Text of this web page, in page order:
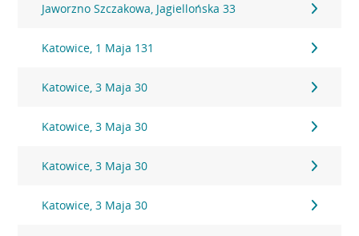
Jaworzno Szczakowa, Jagiellońska 33
Katowice, 1 Maja 131
Katowice, 3 Maja 30
Katowice, 3 Maja 30
Katowice, 3 Maja 30
Katowice, 3 Maja 30